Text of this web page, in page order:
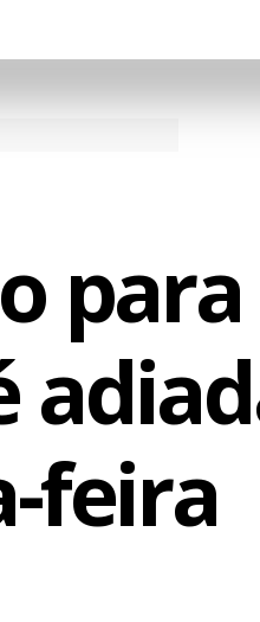
para
feira